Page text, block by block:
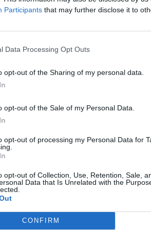
Participants that may further disclose it to
Data Processing Opt Outs
opt-out of the Sharing of my personal data.
opt-out of the Sale of my Personal Data.
opt-out of processing my Personal Data for
opt-out of Collection, Use, Retention, Sale,
Data that Is Unrelated with the
CONFIRM